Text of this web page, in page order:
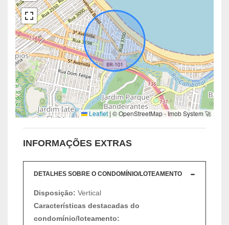
Leaflet | © OpenStreetMap - Imob System 🚀
INFORMAÇÕES EXTRAS
DETALHES SOBRE O CONDOMÍNIO/LOTEAMENTO
Disposição: Vertical
Características destacadas do
condomínio/loteamento: